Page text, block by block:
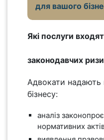
для вашого
Які послуги
законодавчих
Адвокати надають
бізнесу:
аналіз
нормативних